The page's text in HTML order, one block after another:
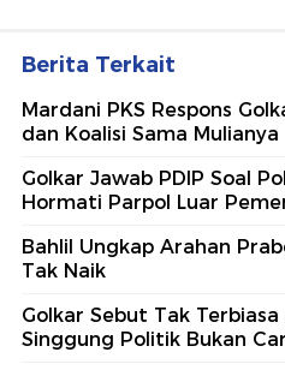
Berita Terkait
Mardani PKS Respons
dan Koalisi Sama Mulianya
Golkar Jawab PDIP Soal
Hormati Parpol Luar
Bahlil Ungkap Arahan
Tak Naik
Golkar Sebut Tak Terbiasa
Singgung Politik Bukan